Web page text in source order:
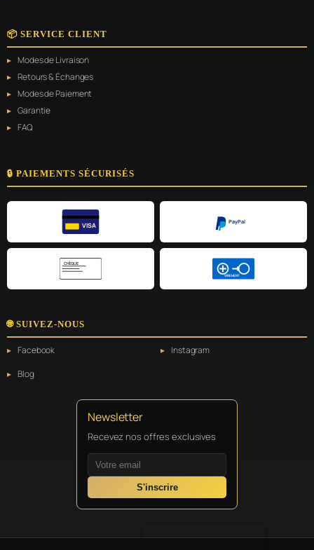
📦 SERVICE CLIENT
Modes de Livraison
Retours & Échanges
Modes de Paiement
Garantie
FAQ
🔒 PAIEMENTS SÉCURISÉS
VISA
PayPal
CHÈQUE
VIREMENT
🌐 SUIVEZ-NOUS
Facebook
Instagram
Blog
Newsletter
Recevez nos offres exclusives
S'inscrire